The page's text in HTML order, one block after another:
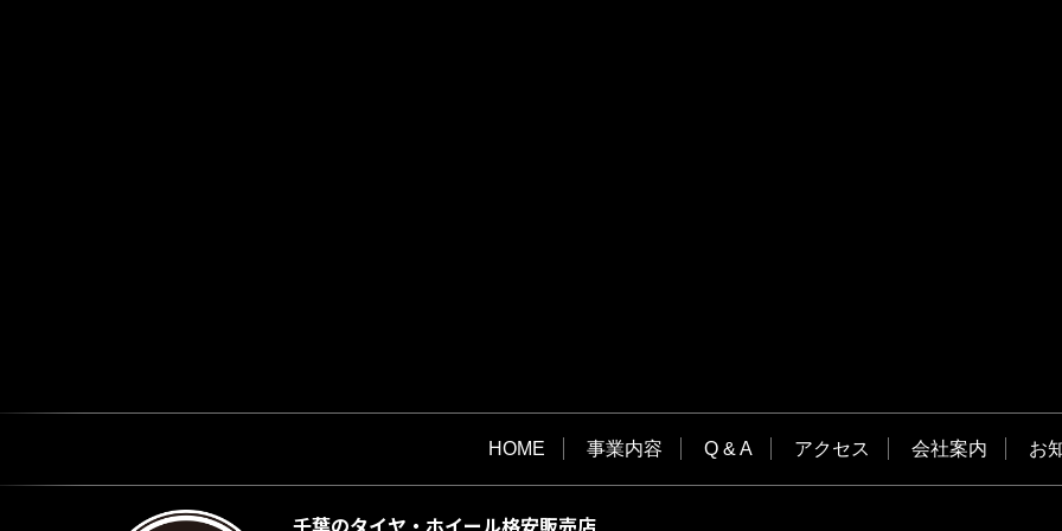
HOME 事業内容 Q & A アクセス 会社案内 お
千葉のタイヤ・ホイール格安販売店